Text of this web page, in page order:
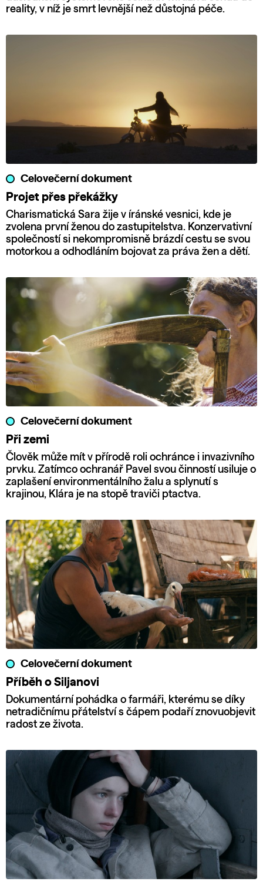
reality, v níž je smrt levnější než důstojná péče.
Celovečerní dokument
Projet přes překážky
Charismatická Sara žije v íránské vesnici, kde je
zvolena první ženou do zastupitelstva. Konzervativní
společností si nekompromisně brázdí cestu se svou
motorkou a odhodláním bojovat za práva žen a dětí.
Celovečerní dokument
Při zemi
Člověk může mít v přírodě roli ochránce i invazivního
prvku. Zatímco ochranář Pavel svou činností usiluje o
zaplašení environmentálního žalu a splynutí s
krajinou, Klára je na stopě traviči ptactva.
Celovečerní dokument
Příběh o Siljanovi
Dokumentární pohádka o farmáři, kterému se díky
netradičnímu přátelství s čápem podaří znovuobjevit
radost ze života.